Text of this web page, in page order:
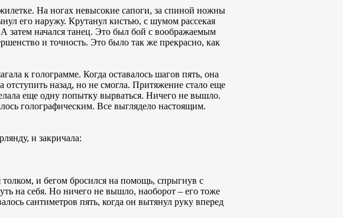
На ногах невысокие сапоги, за спиной ножны
его наружу. Крутанул кистью, с шумом рассекая
затем начался танец. Это был бой с воображаемым
и точность. Это было так же прекрасно, как
к голограмме. Когда оставалось шагов пять, она
назад, но не смогла. Притяжение стало еще
еще одну попытку вырваться. Ничего не вышло.
голографическим. Все выглядело настоящим.
и закричала:
и бегом бросился на помощь, спрыгнув с
на себя. Но ничего не вышло, наоборот – его тоже
сантиметров пять, когда он вытянул руку вперед